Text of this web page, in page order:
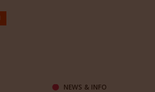
NEWS & INFO